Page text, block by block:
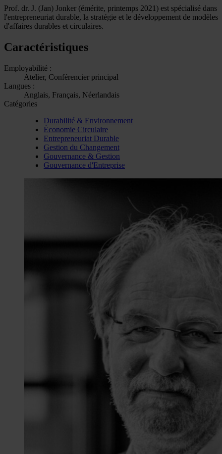
Prof. dr. J. (Jan) Jonker (émérite, printemps 2021) est spécialisé dans
l'entrepreneuriat durable, la stratégie et le développement de modèles
d'affaires durables et circulaires.
Caractéristiques
Employabilité :
Atelier, Conférencier principal
Langues :
Anglais, Français, Néerlandais
Catégories
Durabilité & Environnement
Économie Circulaire
Entrepreneuriat Durable
Gestion du Changement
Gouvernance & Gestion
Gouvernance d'Entreprise